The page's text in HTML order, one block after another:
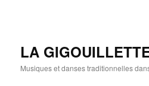
LA
Musiques et danses traditionnelles